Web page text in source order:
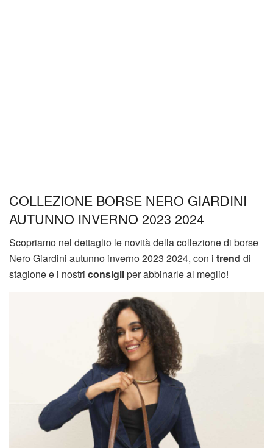
COLLEZIONE BORSE NERO GIARDINI
AUTUNNO INVERNO 2023 2024
Scopriamo nel dettaglio le novità della collezione di borse
Nero Giardini autunno inverno 2023 2024, con i trend di
stagione e i nostri consigliper abbinarle al meglio!